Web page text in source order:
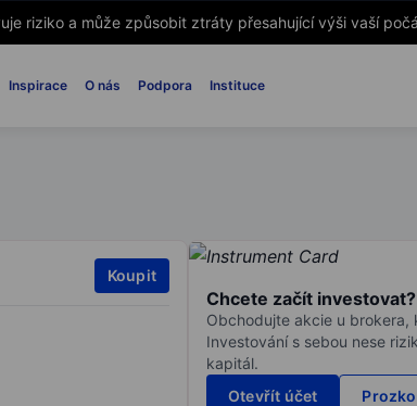
riziko a může způsobit ztráty přesahující výši vaší
Inspirace O nás Podpora Instituce
Koupit
Chcete začít investovat?
Obchodujte akcie u brokera,
Investování s sebou nese
kapitál.
Otevřít účet